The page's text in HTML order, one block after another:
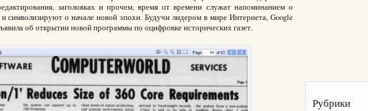
заголовках и прочем, время от времени служат напоминанием о
символизируют о начале новой эпохи. Будучи лидером в мире Интернета, Google
об открытии новой программы по оцифровке исторических газет.
Рубрики